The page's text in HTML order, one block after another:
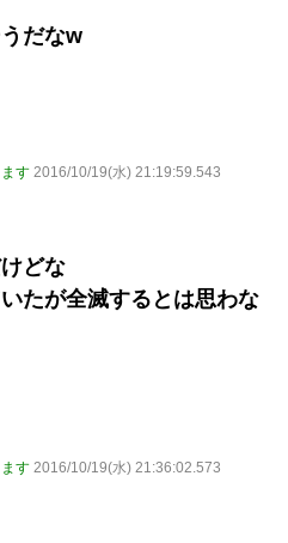
だなw
す 2016/10/19(水) 21:19:59.543
どな
たが全滅するとは思わな
す 2016/10/19(水) 21:36:02.573